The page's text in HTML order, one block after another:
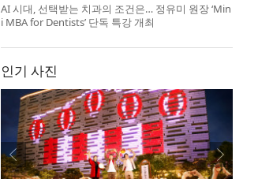
AI 시대, 선택받는 치과의 조건은… 정유미 원장 ‘Min
i MBA for Dentists’ 단독 특강 개최
인기 사진